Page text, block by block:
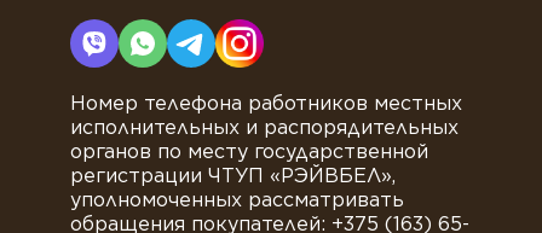
Номер телефона работников местных
исполнительных и распорядительных
органов по месту государственной
регистрации ЧТУП «РЭЙВБЕЛ»,
уполномоченных рассматривать
обращения покупателей: +375 (163) 65-